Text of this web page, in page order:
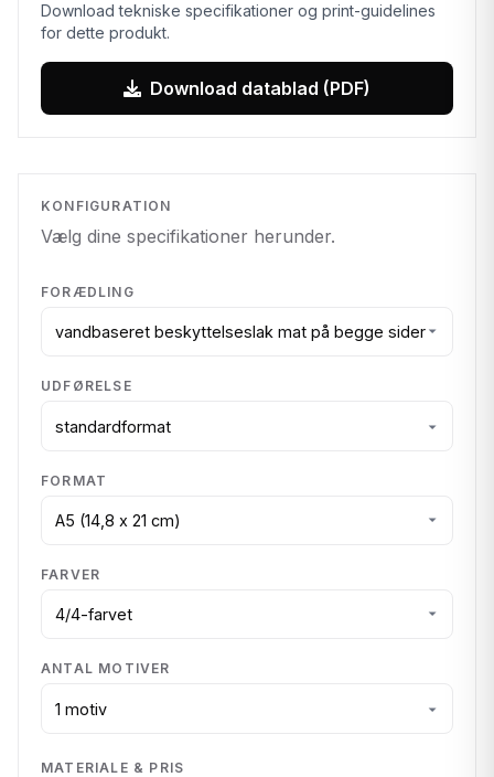
Download tekniske specifikationer og print-guidelines
for dette produkt.
Download datablad (PDF)
KONFIGURATION
Vælg dine specifikationer herunder.
FORÆDLING
UDFØRELSE
FORMAT
FARVER
ANTAL MOTIVER
MATERIALE & PRIS